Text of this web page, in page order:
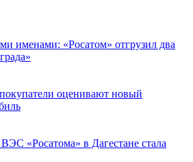
именами: «Росатом» отгрузил два
оценивают новый
«Росатома» в Дагестане стала